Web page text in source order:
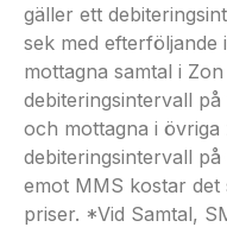
gäller ett
sek med efterföljande
mottagna samtal i
debiteringsintervall
och mottagna i
debiteringsintervall
emot MMS kostar det
priser. *Vid Samtal,